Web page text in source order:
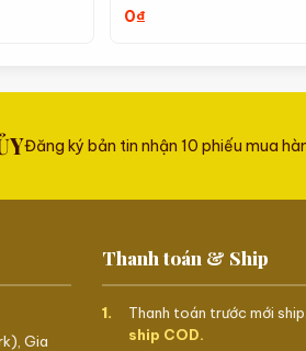
0₫
Đăng ký bản tin nhận 10 phiếu mua
Gia
Thanh toán & Ship
Thanh toán trước mới ship.
ship COD.